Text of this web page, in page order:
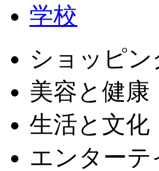
学校
ショッピン
美容と健康
生活と文化
エンターテ